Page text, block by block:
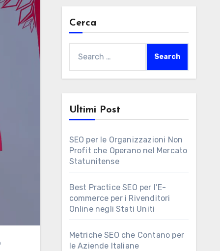
Cerca
for:
Ultimi Post
SEO per le Organizzazioni Non
Profit che Operano nel Mercato
Statunitense
Best Practice SEO per l’E-
commerce per i Rivenditori
Online negli Stati Uniti
Metriche SEO che Contano per
le Aziende Italiane